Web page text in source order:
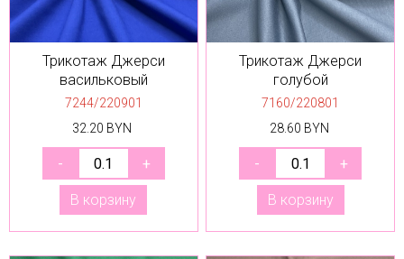
Трикотаж Джерси
васильковый
7244/220901
32.20 BYN
В корзину
Трикотаж Джерси
голубой
7160/220801
28.60 BYN
В корзину